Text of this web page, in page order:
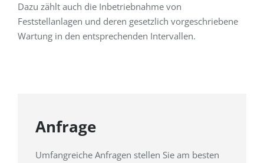
Dazu zählt auch die Inbetriebnahme von
Feststellanlagen und deren gesetzlich vorgeschriebene
Wartung in den entsprechenden Intervallen.
Anfrage
Umfangreiche Anfragen stellen Sie am besten